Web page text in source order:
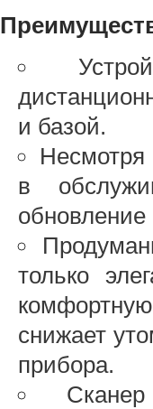
и базой.
Несмотря
в
обновление
только
снижает
прибора.